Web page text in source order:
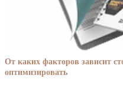
От каких факторов зависит
оптимизировать